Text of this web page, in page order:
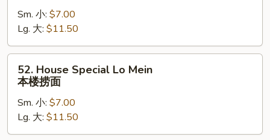
Mein
捞
面
Sm. 小: $7.00
Lg. 大: $11.50
House
Special
Lo
Mein
本
52. House Special Lo Mein
本楼捞面
Sm. 小: $7.00
Lg. 大: $11.50